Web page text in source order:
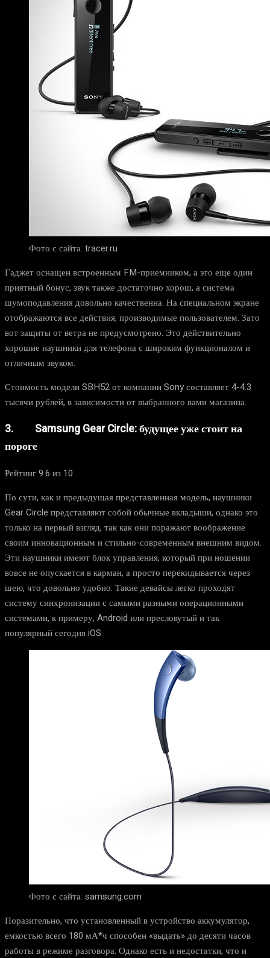
Фото с сайта: tracer.ru
Гаджет оснащен встроенным FM-приемником, а это еще один
приятный бонус, звук также достаточно хорош, а система
шумоподавления довольно качественна. На специальном экране
отображаются все действия, производимые пользователем. Зато
вот защиты от ветра не предусмотрено. Это действительно
хорошие наушники для телефона с широким функционалом и
отличным звуком.
Стоимость модели SBH52 от компании Sony составляет 4-4.3
тысячи рублей, в зависимости от выбранного вами магазина.
3. Samsung Gear Circle: будущее уже стоит на
пороге
Рейтинг 9.6 из 10
По сути, как и предыдущая представленная модель, наушники
Gear Circle представляют собой обычные вкладыши, однако это
только на первый взгляд, так как они поражают воображение
своим инновационным и стильно-современным внешним видом.
Эти наушники имеют блок управления, который при ношении
вовсе не опускается в карман, а просто перекидывается через
шею, что довольно удобно. Такие девайсы легко проходят
систему синхронизации с самыми разными операционными
системами, к примеру, Android или пресловутый и так
популярный сегодня iOS.
Фото с сайта: samsung.com
Поразительно, что установленный в устройство аккумулятор,
емкостью всего 180 мА*ч способен «выдать» до десяти часов
работы в режиме разговора. Однако есть и недостатки, что и